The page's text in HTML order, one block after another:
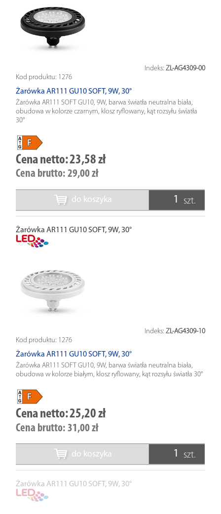
Indeks: ZL-AG4309-00
Kod produktu: 1276
Żarówka AR111 GU10 SOFT, 9W, 30°
Żarówka AR111 SOFT GU10, 9W, barwa światła neutralna biała,
obudowa w kolorze czarnym, klosz ryflowany, kąt rozsyłu światła
30°
Cena netto:23,58 zł
Cena brutto: 29,00 zł
do koszyka szt.
Żarówka AR111 GU10 SOFT, 9W, 30°
Indeks: ZL-AG4309-10
Kod produktu: 1276
Żarówka AR111 GU10 SOFT, 9W, 30°
Żarówka AR111 SOFT GU10, 9W, barwa światła neutralna biała,
obudowa w kolorze białym, klosz ryflowany, kąt rozsyłu światła 30°
Cena netto:25,20 zł
Cena brutto: 31,00 zł
do koszyka szt.
Żarówka AR111 GU10 SOFT, 9W, 30°